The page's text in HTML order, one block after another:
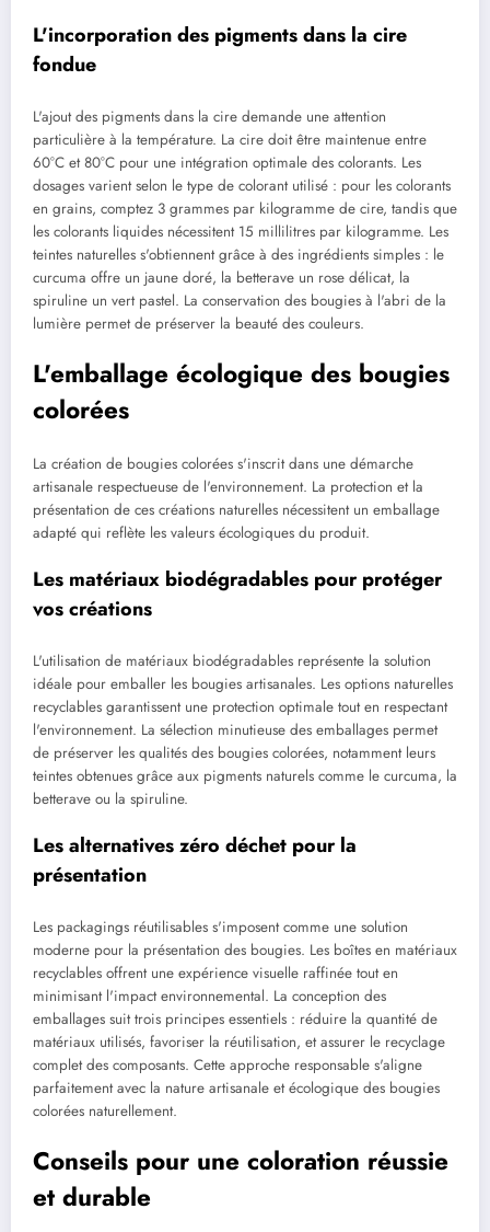
L'incorporation des pigments dans la cire
fondue
L'ajout des pigments dans la cire demande une attention
particulière à la température. La cire doit être maintenue entre
60°C et 80°C pour une intégration optimale des colorants. Les
dosages varient selon le type de colorant utilisé : pour les colorants
en grains, comptez 3 grammes par kilogramme de cire, tandis que
les colorants liquides nécessitent 15 millilitres par kilogramme. Les
teintes naturelles s'obtiennent grâce à des ingrédients simples : le
curcuma offre un jaune doré, la betterave un rose délicat, la
spiruline un vert pastel. La conservation des bougies à l'abri de la
lumière permet de préserver la beauté des couleurs.
L'emballage écologique des bougies
colorées
La création de bougies colorées s'inscrit dans une démarche
artisanale respectueuse de l'environnement. La protection et la
présentation de ces créations naturelles nécessitent un emballage
adapté qui reflète les valeurs écologiques du produit.
Les matériaux biodégradables pour protéger
vos créations
L'utilisation de matériaux biodégradables représente la solution
idéale pour emballer les bougies artisanales. Les options naturelles
recyclables garantissent une protection optimale tout en respectant
l'environnement. La sélection minutieuse des emballages permet
de préserver les qualités des bougies colorées, notamment leurs
teintes obtenues grâce aux pigments naturels comme le curcuma, la
betterave ou la spiruline.
Les alternatives zéro déchet pour la
présentation
Les packagings réutilisables s'imposent comme une solution
moderne pour la présentation des bougies. Les boîtes en matériaux
recyclables offrent une expérience visuelle raffinée tout en
minimisant l'impact environnemental. La conception des
emballages suit trois principes essentiels : réduire la quantité de
matériaux utilisés, favoriser la réutilisation, et assurer le recyclage
complet des composants. Cette approche responsable s'aligne
parfaitement avec la nature artisanale et écologique des bougies
colorées naturellement.
Conseils pour une coloration réussie
et durable